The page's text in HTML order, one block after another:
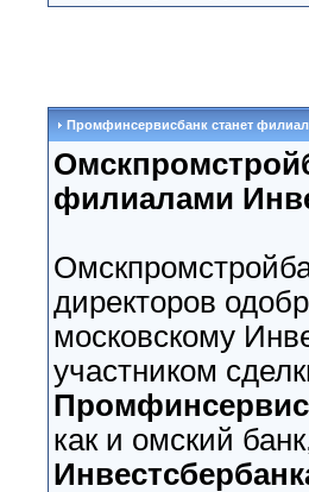
Промфинсервисбанк станет
филиалами
директоров
московскому
участником
как и омский